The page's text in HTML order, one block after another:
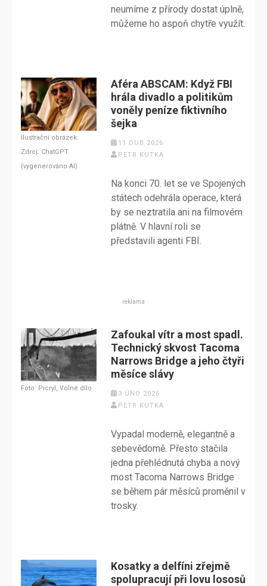
neumíme z přírody dostat úplně,
můžeme ho aspoň chytře využít.
Ilustrační obrázek.
Zdroj: ChatGPT
(vygenerováno AI)
Aféra ABSCAM: Když FBI
hrála divadlo a politikům
voněly peníze fiktivního
šejka
11 DUB 2026
PETR KUTKA
Na konci 70. let se ve Spojených
státech odehrála operace, která
by se neztratila ani na filmovém
plátně. V hlavní roli se
představili agenti FBI.
reklama
Foto: Picryl, Volné dílo
Zafoukal vítr a most spadl.
Technický skvost Tacoma
Narrows Bridge a jeho čtyři
měsíce slávy
3 ÚNO 2026
PETR KUTKA
Vypadal moderně, elegantně a
sebevědomě. Přesto stačila
jedna přehlédnutá chyba a nový
most Tacoma Narrows Bridge
se během pár měsíců proměnil v
trosky.
Kosatky a delfíni zřejmě
spolupracují při lovu lososů